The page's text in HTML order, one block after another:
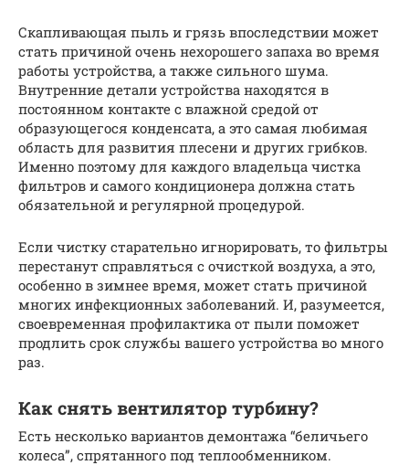
Скапливающая пыль и грязь впоследствии может
стать причиной очень нехорошего запаха во время
работы устройства, а также сильного шума.
Внутренние детали устройства находятся в
постоянном контакте с влажной средой от
образующегося конденсата, а это самая любимая
область для развития плесени и других грибков.
Именно поэтому для каждого владельца чистка
фильтров и самого кондиционера должна стать
обязательной и регулярной процедурой.
Если чистку старательно игнорировать, то фильтры
перестанут справляться с очисткой воздуха, а это,
особенно в зимнее время, может стать причиной
многих инфекционных заболеваний. И, разумеется,
своевременная профилактика от пыли поможет
продлить срок службы вашего устройства во много
раз.
Как снять вентилятор турбину?
Есть несколько вариантов демонтажа “беличьего
колеса”, спрятанного под теплообменником.